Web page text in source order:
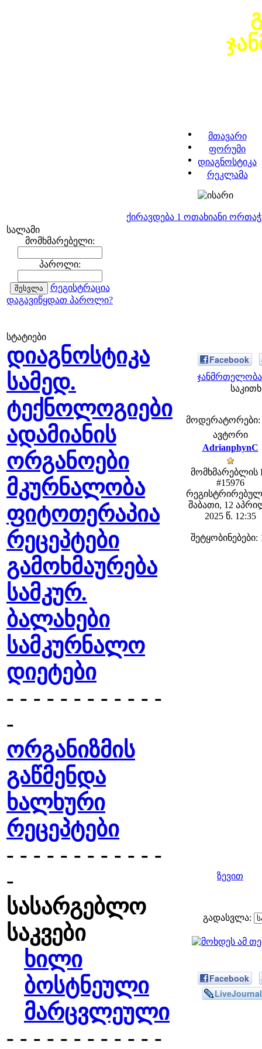
მთავარი
ფორუმი
დიაგნოსტიკა
რეკლამა
ქირავდება 1 ოთახიანი
სალამი
მომხმარებელი:
პაროლი:
რეგისტრაცია
დაგავიწყდათ პაროლი?
სტატიები
დიაგნოსტიკა
სამედ.
ტექნოლოგიები
ადამიანის
ორგანოები
მკურნალობა
ფიტოთერაპია
რეცეპტები
გამოხმაურება
სამკურ.
ბალახები
სამკურნალო
დიეტები
- - - - - - - - - - - -
-
ორგანიზმის
გაწმენდა
ხალხური
რეცეპტები
- - - - - - - - - - - -
-
სასარგებლო
საკვები
ხილი
ბოსტნეული
მარცვლეული
- - - - - - - - - - - -
Facebook
ჯანმრთელობა
მოდერატორები:
ავტორი
AdrianphynC
მომხმარებლის
#15976
შაბათი, 12
2025 წ. 12:35
შეტყობინებები:
ზევით
გადასვლა:
Facebook
LiveJournal